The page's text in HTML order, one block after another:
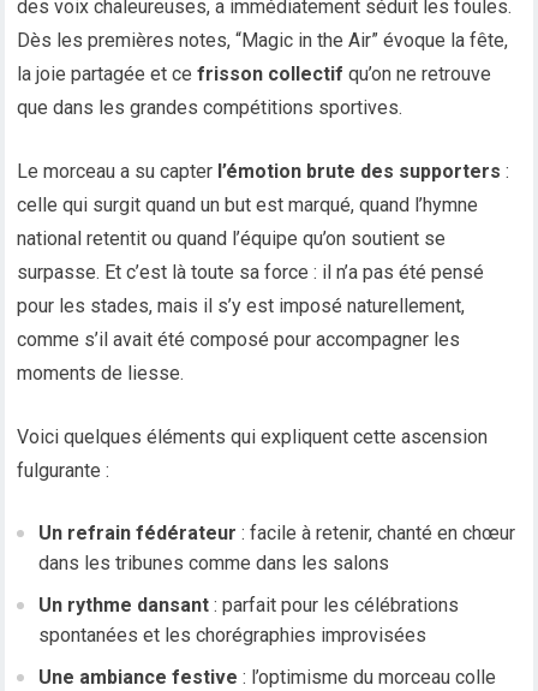
des voix chaleureuses, a immédiatement séduit les foules.
Dès les premières notes, “Magic in the Air” évoque la fête,
la joie partagée et cefrisson collectif qu’on ne retrouve
que dans les grandes compétitions sportives.
Le morceau a su capter l’émotion brute des supporters :
celle qui surgit quand un but est marqué, quand l’hymne
national retentit ou quand l’équipe qu’on soutient se
surpasse. Et c’est là toute sa force : il n’a pas été pensé
pour les stades, mais il s’y est imposé naturellement,
comme s’il avait été composé pour accompagner les
moments de liesse.
Voici quelques éléments qui expliquent cette ascension
fulgurante :
Un refrain fédérateur : facile à retenir, chanté en chœur
dans les tribunes comme dans les salons
Un rythme dansant : parfait pour les célébrations
spontanées et les chorégraphies improvisées
Une ambiance festive : l’optimisme du morceau colle